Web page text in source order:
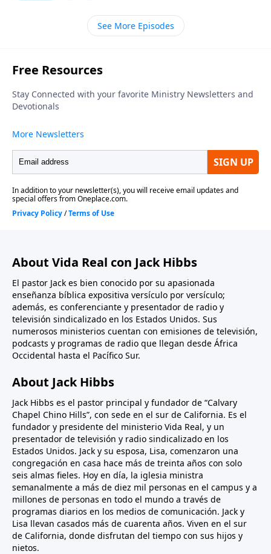
compartido de salvación a través de Jesucristo.
Descubre cómo la Iglesia es invencible y cómo
podemos permanecer firmes como una familia,
See More Episodes
About Vida Real con Jack Hibbs
El pastor Jack es bien conocido por su apasionada
enseñanza bíblica expositiva versículo por versículo;
además, es conferenciante y presentador de radio y
televisión sindicalizado en los Estados Unidos. Sus
numerosos ministerios cuentan con emisiones de televisión,
podcasts y programas de radio que llegan desde África
Occidental hasta el Pacífico Sur.
About Jack Hibbs
Jack Hibbs es el pastor principal y fundador de “Calvary
Chapel Chino Hills”, con sede en el sur de California. Es el
fundador y presidente del ministerio Vida Real, y un
presentador de televisión y radio sindicalizado en los
Estados Unidos. Jack y su esposa, Lisa, comenzaron una
congregación en casa hace más de treinta años con solo
seis almas fieles. Hoy en día, la iglesia ministra
semanalmente a más de diez mil personas en el campus y a
millones de personas en todo el mundo a través de
programas diarios en los medios de comunicación. Jack y
Lisa llevan casados más de cuarenta años. Viven en el sur
de California, donde disfrutan del tiempo con sus hijos y
nietos.